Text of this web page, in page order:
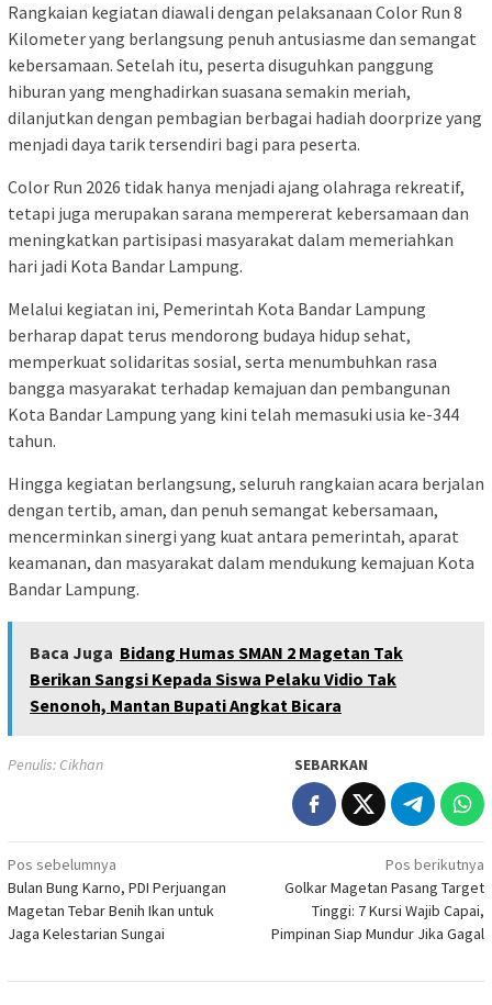
Rangkaian kegiatan diawali dengan pelaksanaan Color Run 8
Kilometer yang berlangsung penuh antusiasme dan semangat
kebersamaan. Setelah itu, peserta disuguhkan panggung
hiburan yang menghadirkan suasana semakin meriah,
dilanjutkan dengan pembagian berbagai hadiah doorprize yang
menjadi daya tarik tersendiri bagi para peserta.
Color Run 2026 tidak hanya menjadi ajang olahraga rekreatif,
tetapi juga merupakan sarana mempererat kebersamaan dan
meningkatkan partisipasi masyarakat dalam memeriahkan
hari jadi Kota Bandar Lampung.
Melalui kegiatan ini, Pemerintah Kota Bandar Lampung
berharap dapat terus mendorong budaya hidup sehat,
memperkuat solidaritas sosial, serta menumbuhkan rasa
bangga masyarakat terhadap kemajuan dan pembangunan
Kota Bandar Lampung yang kini telah memasuki usia ke-344
tahun.
Hingga kegiatan berlangsung, seluruh rangkaian acara berjalan
dengan tertib, aman, dan penuh semangat kebersamaan,
mencerminkan sinergi yang kuat antara pemerintah, aparat
keamanan, dan masyarakat dalam mendukung kemajuan Kota
Bandar Lampung.
Baca Juga Bidang Humas SMAN 2 Magetan Tak
Berikan Sangsi Kepada Siswa Pelaku Vidio Tak
Senonoh, Mantan Bupati Angkat Bicara
Penulis: Cikhan SEBARKAN
Navigasi
pos
Pos sebelumnya
Bulan Bung Karno, PDI Perjuangan
Magetan Tebar Benih Ikan untuk
Jaga Kelestarian Sungai
Pos berikutnya
Golkar Magetan Pasang Target
Tinggi: 7 Kursi Wajib Capai,
Pimpinan Siap Mundur Jika Gagal